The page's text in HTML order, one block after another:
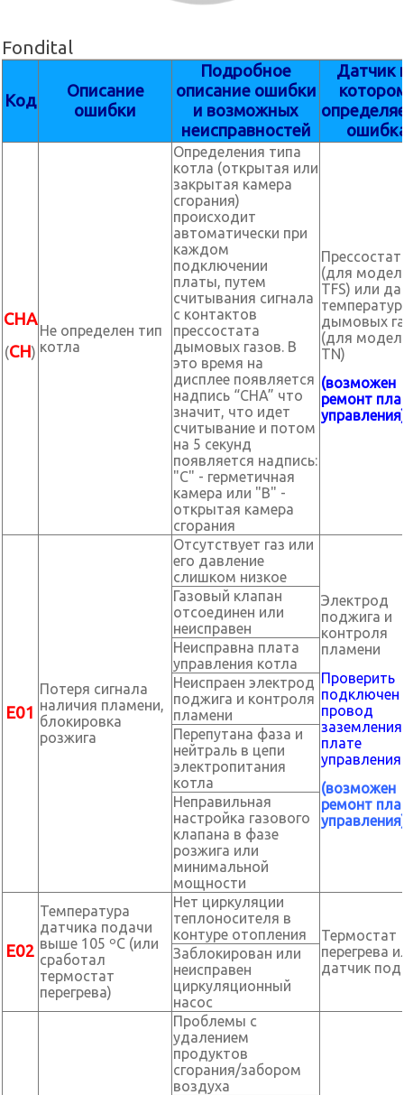
Fondital
Код
Описание
ошибки
Подробное
описание ошибки
и возможных
неисправностей
Датчик
CHA
(CH)
Не определен тип
котла
Определения типа
котла (открытая или
закрытая камера
сгорания)
происходит
автоматически при
каждом
подключении
платы, путем
считывания сигнала
с контактов
прессостата
дымовых газов. В
это время на
дисплее появляется
надпись “CHA” что
значит, что идет
считывание и потом
на 5 секунд
появляется надпись:
"С" - герметичная
камера или "В" -
открытая камера
сгорания
Прессостат
(для
TFS) или
дымовых
(для
TN)
(возможен
ремонт
Е01
Потеря сигнала
наличия пламени,
блокировка
розжига
Отсутствует газ или
его давление
слишком низкое
Электрод
поджига и
контроля
пламени
Проверить
подключен
провод
заземления
плате
управления.
(возможен
ремонт
Газовый клапан
отсоединен или
неисправен
Неисправна плата
управления котла
Неиспраен электрод
поджига и контроля
пламени
Перепутана фаза и
нейтраль в цепи
электропитания
котла
Неправильная
настройка газового
клапана в фазе
розжига или
минимальной
мощности
Е02
Температура
датчика подачи
выше 105 ºС (или
сработал
термостат
перегрева)
Нет циркуляции
теплоносителя в
контуре отопления
Термостат
перегрева
датчик
Заблокирован или
неисправен
циркуляционный
насос
Проблемы с
удалением
продуктов
сгорания/забором
воздуха